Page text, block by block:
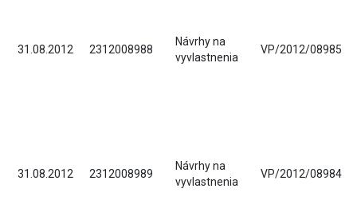
31.08.2012 2312008988
Návrhy na
vyvlastnenia
VP/2012/08985
31.08.2012 2312008989
Návrhy na
vyvlastnenia
VP/2012/08984